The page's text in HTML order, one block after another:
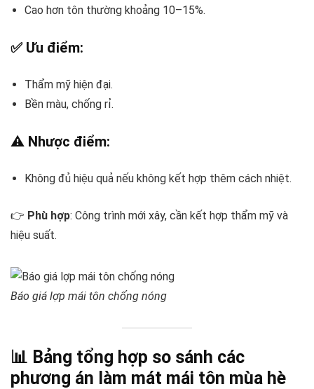
Cao hơn tôn thường khoảng 10–15%.
✅ Ưu điểm:
Thẩm mỹ hiện đại.
Bền màu, chống rỉ.
⚠️ Nhược điểm:
Không đủ hiệu quả nếu không kết hợp thêm cách nhiệt.
👉 Phù hợp: Công trình mới xây, cần kết hợp thẩm mỹ và
hiệu suất.
Báo giá lợp mái tôn chống nóng
📊 Bảng tổng hợp so sánh các
phương án làm mát mái tôn mùa hè